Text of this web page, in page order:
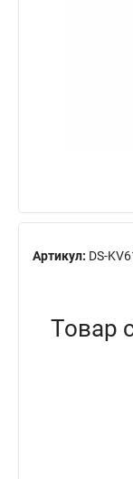
Артикул: DS-
Товар